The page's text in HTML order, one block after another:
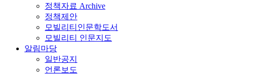
정책자료 Archive
정책제안
모빌리티인문학도서
모빌리티 인문지도
알림마당
일반공지
언론보도